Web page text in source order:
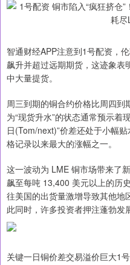
智通财经APP注意到1号配资，
飙升并超过远期期货，这迹象表
中大量提货。
周三到期的铜合约价格比周四
为“现货升水”的状态通常预示着
日(Tom/next)”价差还处于小幅
格记录以来最大的涨幅之一。
这一波动为 LME 铜市场带来了
飙至每吨 13,400 美元以上的历
往美国的出货量激增导致其他地
此同时，许多投资者押注蓬勃发
关键一日铜价差交易溢价巨大1